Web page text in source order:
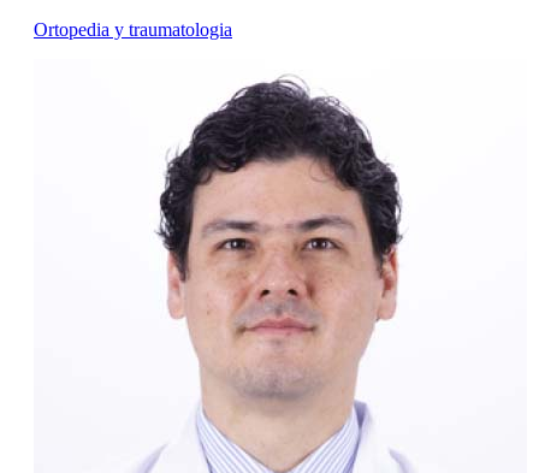
Ortopedia y traumatologia